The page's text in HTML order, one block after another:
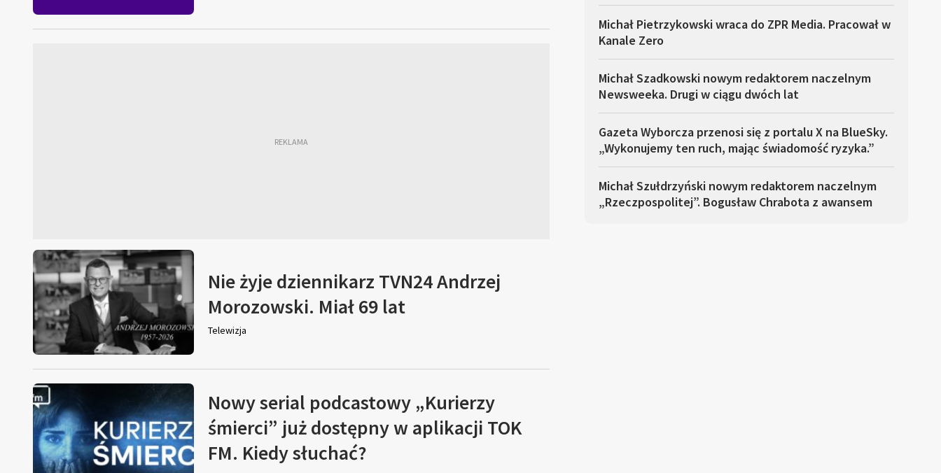
Nie żyje dziennikarz TVN24 Andrzej
Morozowski. Miał 69 lat
Telewizja
Nowy serial podcastowy „Kurierzy
śmierci” już dostępny w aplikacji TOK
FM. Kiedy słuchać?
Michał Pietrzykowski wraca do ZPR Media. Pracował w
Kanale Zero
Michał Szadkowski nowym redaktorem naczelnym
Newsweeka. Drugi w ciągu dwóch lat
Gazeta Wyborcza przenosi się z portalu X na BlueSky.
„Wykonujemy ten ruch, mając świadomość ryzyka.”
Michał Szułdrzyński nowym redaktorem naczelnym
„Rzeczpospolitej”. Bogusław Chrabota z awansem